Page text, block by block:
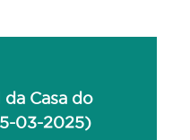
Casa do
03-2025)